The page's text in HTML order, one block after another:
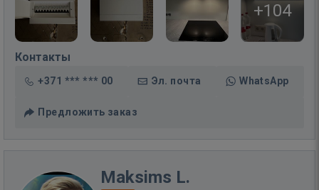
+104
Контакты
+371 *** *** 00 Эл. почта WhatsApp
Предложить заказ
Maksims L.